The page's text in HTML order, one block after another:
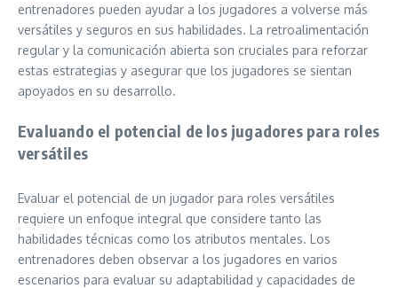
entrenadores pueden ayudar a los jugadores a volverse más
versátiles y seguros en sus habilidades. La retroalimentación
regular y la comunicación abierta son cruciales para reforzar
estas estrategias y asegurar que los jugadores se sientan
apoyados en su desarrollo.
Evaluando el potencial de los jugadores para roles
versátiles
Evaluar el potencial de un jugador para roles versátiles
requiere un enfoque integral que considere tanto las
habilidades técnicas como los atributos mentales. Los
entrenadores deben observar a los jugadores en varios
escenarios para evaluar su adaptabilidad y capacidades de